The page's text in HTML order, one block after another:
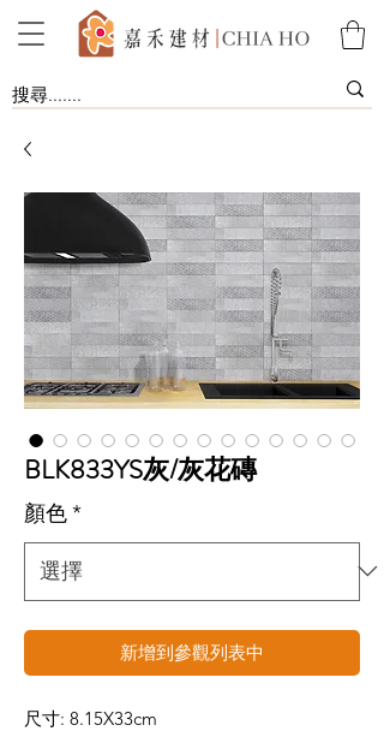
BLK833YS灰/灰花磚
顏色*
新增到參觀列表中
尺寸: 8.15X33cm